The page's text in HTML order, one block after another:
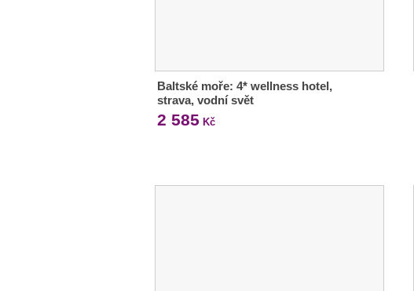
Baltské moře: 4* wellness hotel,
strava, vodní svět
2 585 Kč